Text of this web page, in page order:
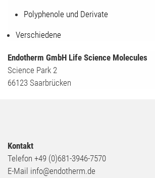
Polyphenole und Derivate
Verschiedene
Endotherm GmbH Life Science Molecules
Science Park 2
66123 Saarbrücken
Kontakt
Telefon +49 (0)681-3946-7570
E-Mail info@endotherm.de